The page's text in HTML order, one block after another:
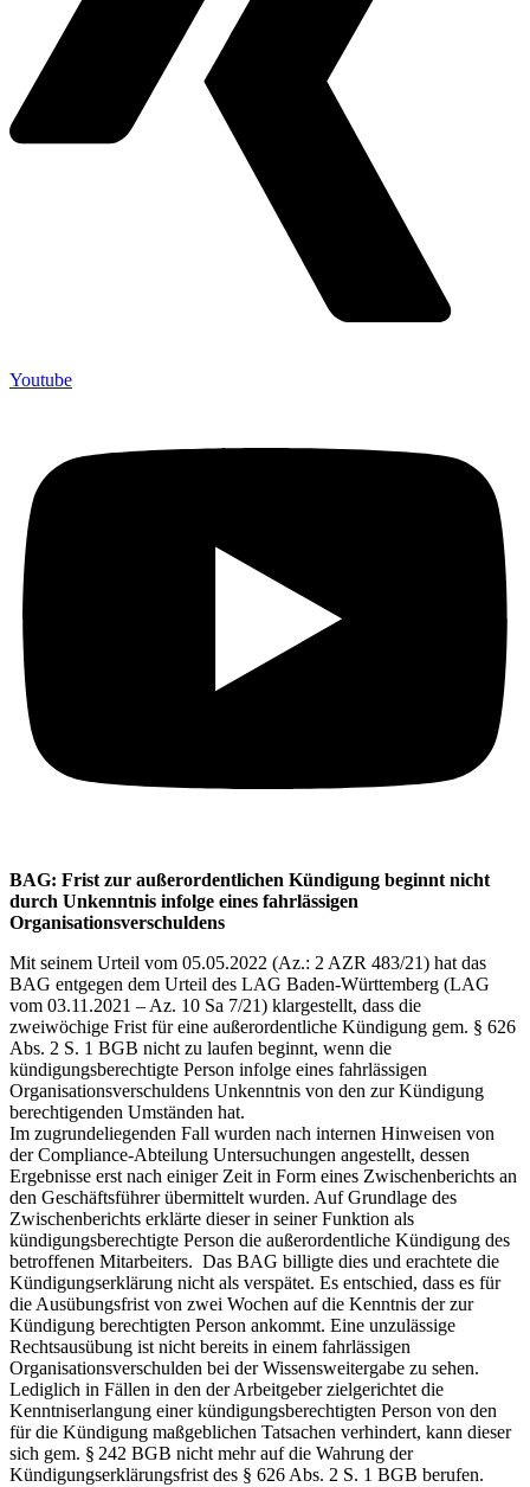
Youtube
BAG: Frist zur außerordentlichen Kündigung beginnt nicht
durch Unkenntnis infolge eines fahrlässigen
Organisationsverschuldens
Mit seinem Urteil vom 05.05.2022 (Az.: 2 AZR 483/21) hat das
BAG entgegen dem Urteil des LAG Baden-Württemberg (LAG
vom 03.11.2021 – Az. 10 Sa 7/21) klargestellt, dass die
zweiwöchige Frist für eine außerordentliche Kündigung gem. § 626
Abs. 2 S. 1 BGB nicht zu laufen beginnt, wenn die
kündigungsberechtigte Person infolge eines fahrlässigen
Organisationsverschuldens Unkenntnis von den zur Kündigung
berechtigenden Umständen hat.
Im zugrundeliegenden Fall wurden nach internen Hinweisen von
der Compliance-Abteilung Untersuchungen angestellt, dessen
Ergebnisse erst nach einiger Zeit in Form eines Zwischenberichts an
den Geschäftsführer übermittelt wurden. Auf Grundlage des
Zwischenberichts erklärte dieser in seiner Funktion als
kündigungsberechtigte Person die außerordentliche Kündigung des
betroffenen Mitarbeiters. Das BAG billigte dies und erachtete die
Kündigungserklärung nicht als verspätet. Es entschied, dass es für
die Ausübungsfrist von zwei Wochen auf die Kenntnis der zur
Kündigung berechtigten Person ankommt. Eine unzulässige
Rechtsausübung ist nicht bereits in einem fahrlässigen
Organisationsverschulden bei der Wissensweitergabe zu sehen.
Lediglich in Fällen in den der Arbeitgeber zielgerichtet die
Kenntniserlangung einer kündigungsberechtigten Person von den
für die Kündigung maßgeblichen Tatsachen verhindert, kann dieser
sich gem. § 242 BGB nicht mehr auf die Wahrung der
Kündigungserklärungsfrist des § 626 Abs. 2 S. 1 BGB berufen.